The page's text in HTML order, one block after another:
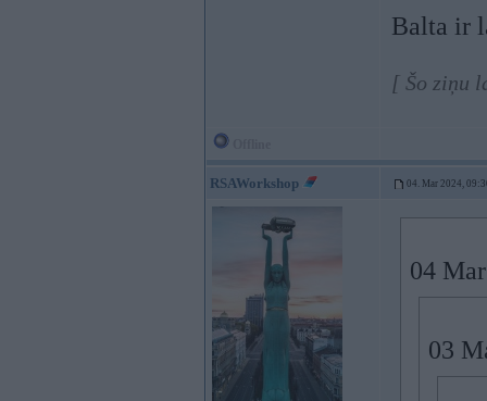
Balta ir
[ Šo ziņu
RSAWorkshop 04. Mar 2024,
04
03